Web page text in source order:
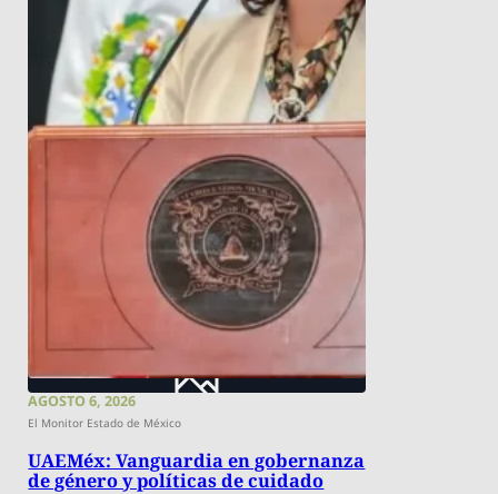
AGOSTO 6, 2026
El Monitor Estado de México
UAEMéx: Vanguardia en gobernanza
de género y políticas de cuidado